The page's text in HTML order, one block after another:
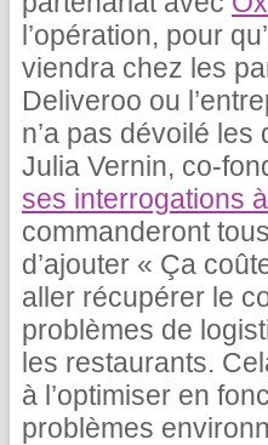
l’opération, pour
viendra chez les
Deliveroo ou
n’a pas dévoilé
Julia Vernin, co-
ses interrogations à
commanderont
d’ajouter « Ça
aller récupérer le
problèmes de
les restaurants.
à l’optimiser en
problèmes